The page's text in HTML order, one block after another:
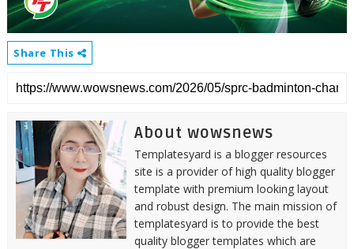
Share This
About wowsnews
Templatesyard is a blogger resources
site is a provider of high quality blogger
template with premium looking layout
and robust design. The main mission of
templatesyard is to provide the best
quality blogger templates which are